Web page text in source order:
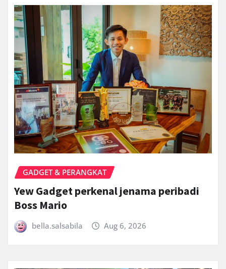
GADGET & PERANGKAT
Yew Gadget perkenal jenama peribadi
Boss Mario
bella.salsabila Aug 6, 2026